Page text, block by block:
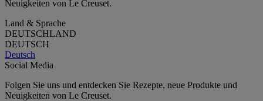
Neuigkeiten von Le Creuset.
Land & Sprache
DEUTSCHLAND
DEUTSCH
Deutsch
Social Media
Folgen Sie uns und entdecken Sie Rezepte, neue Produkte und
Neuigkeiten von Le Creuset.